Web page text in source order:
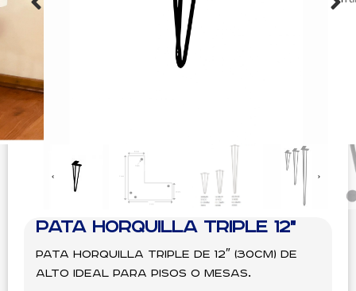
Pata Horquilla Triple 12"
Pata horquilla triple de 12″ (30cm) de
alto ideal para pisos o mesas.